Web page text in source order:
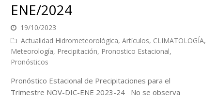
ENE/2024
19/10/2023
Actualidad Hidrometeorológica,Artículos, CLIMATOLOGÍA,
Meteorología, Precipitación, Pronostico Estacional,
Pronósticos
Pronóstico Estacional de Precipitaciones para el
Trimestre NOV-DIC-ENE 2023-24 No se observa